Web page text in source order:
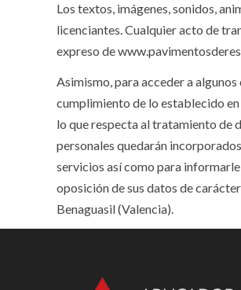
Los textos, imágenes, sonidos,
licenciantes. Cualquier acto de
expreso de
Asimismo, para acceder a
cumplimiento de lo establecido
lo que respecta al tratamiento de
personales quedarán
servicios así como para
oposición de sus datos de
Benaguasil (Valencia).